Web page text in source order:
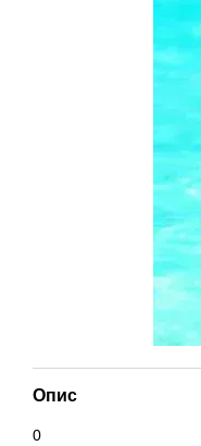
Опис
0